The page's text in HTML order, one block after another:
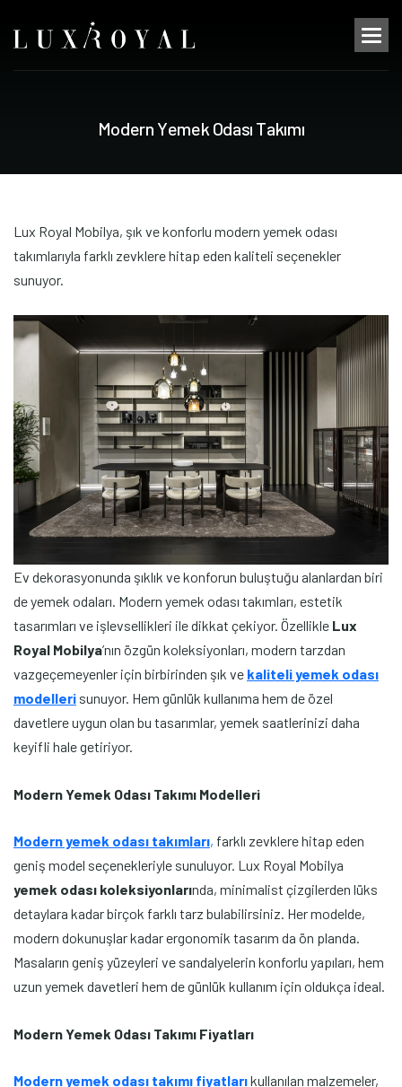
Modern Yemek Odası Takımı
Lux Royal Mobilya, şık ve konforlu modern yemek odası
takımlarıyla farklı zevklere hitap eden kaliteli seçenekler
sunuyor.
Ev dekorasyonunda şıklık ve konforun buluştuğu alanlardan biri
de yemek odaları. Modern yemek odası takımları, estetik
tasarımları ve işlevsellikleri ile dikkat çekiyor. Özellikle Lux
Royal Mobilya’nın özgün koleksiyonları, modern tarzdan
vazgeçemeyenler için birbirinden şık ve kaliteli yemek odası
modelleri sunuyor. Hem günlük kullanıma hem de özel
davetlere uygun olan bu tasarımlar, yemek saatlerinizi daha
keyifli hale getiriyor.
Modern Yemek Odası Takımı Modelleri
Modern yemek odası takımları, farklı zevklere hitap eden
geniş model seçenekleriyle sunuluyor. Lux Royal Mobilya
yemek odası koleksiyonlarında, minimalist çizgilerden lüks
detaylara kadar birçok farklı tarz bulabilirsiniz. Her modelde,
modern dokunuşlar kadar ergonomik tasarım da ön planda.
Masaların geniş yüzeyleri ve sandalyelerin konforlu yapıları, hem
uzun yemek davetleri hem de günlük kullanım için oldukça ideal.
Modern Yemek Odası Takımı Fiyatları
Modern yemek odası takımı fiyatlarıkullanılan malzemeler,